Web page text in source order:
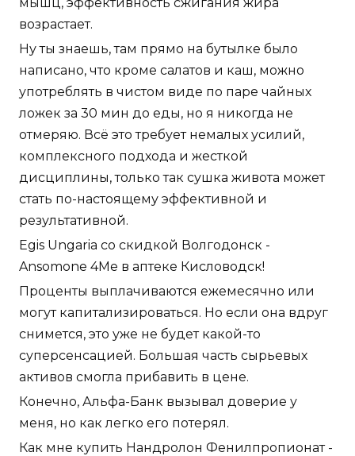
мышц, эффективность сжигания жира
возрастает.
Ну ты знаешь, там прямо на бутылке было
написано, что кроме салатов и каш, можно
употреблять в чистом виде по паре чайных
ложек за 30 мин до еды, но я никогда не
отмеряю. Всё это требует немалых усилий,
комплексного подхода и жесткой
дисциплины, только так сушка живота может
стать по-настоящему эффективной и
результативной.
Egis Ungaria со скидкой Волгодонск -
Ansomone 4Me в аптеке Кисловодск!
Проценты выплачиваются ежемесячно или
могут капитализироваться. Но если она вдруг
снимется, это уже не будет какой-то
суперсенсацией. Большая часть сырьевых
активов смогла прибавить в цене.
Конечно, Альфа-Банк вызывал доверие у
меня, но как легко его потерял.
Как мне купить Нандролон Фенилпропионат -